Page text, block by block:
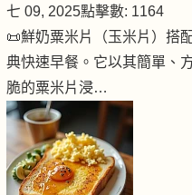
七 09, 2025點擊數: 1164
📜鮮奶粟米片（玉米片）搭
典快速早餐。它以其簡單、
脆的粟米片浸…